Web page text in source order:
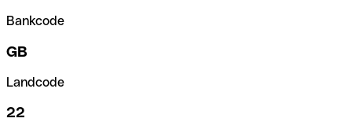
Bankcode
GB
Landcode
22